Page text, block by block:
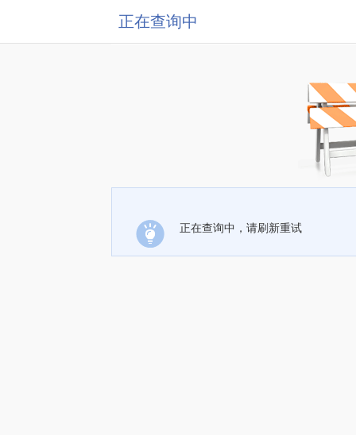
正在查询中
正在查询中，请刷新重试